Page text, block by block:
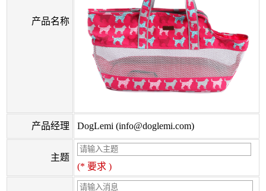
产品名称
产品经理 DogLemi (info@doglemi.com)
主题
(* 要求 )